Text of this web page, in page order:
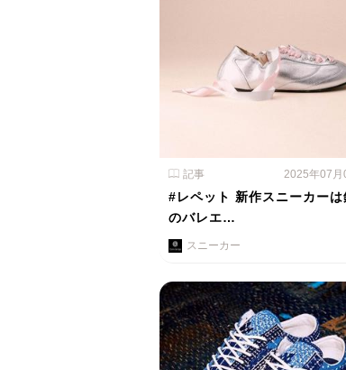
記事 2025年07月
#レペット 新作スニーカーは
のバレエ…
スニーカー